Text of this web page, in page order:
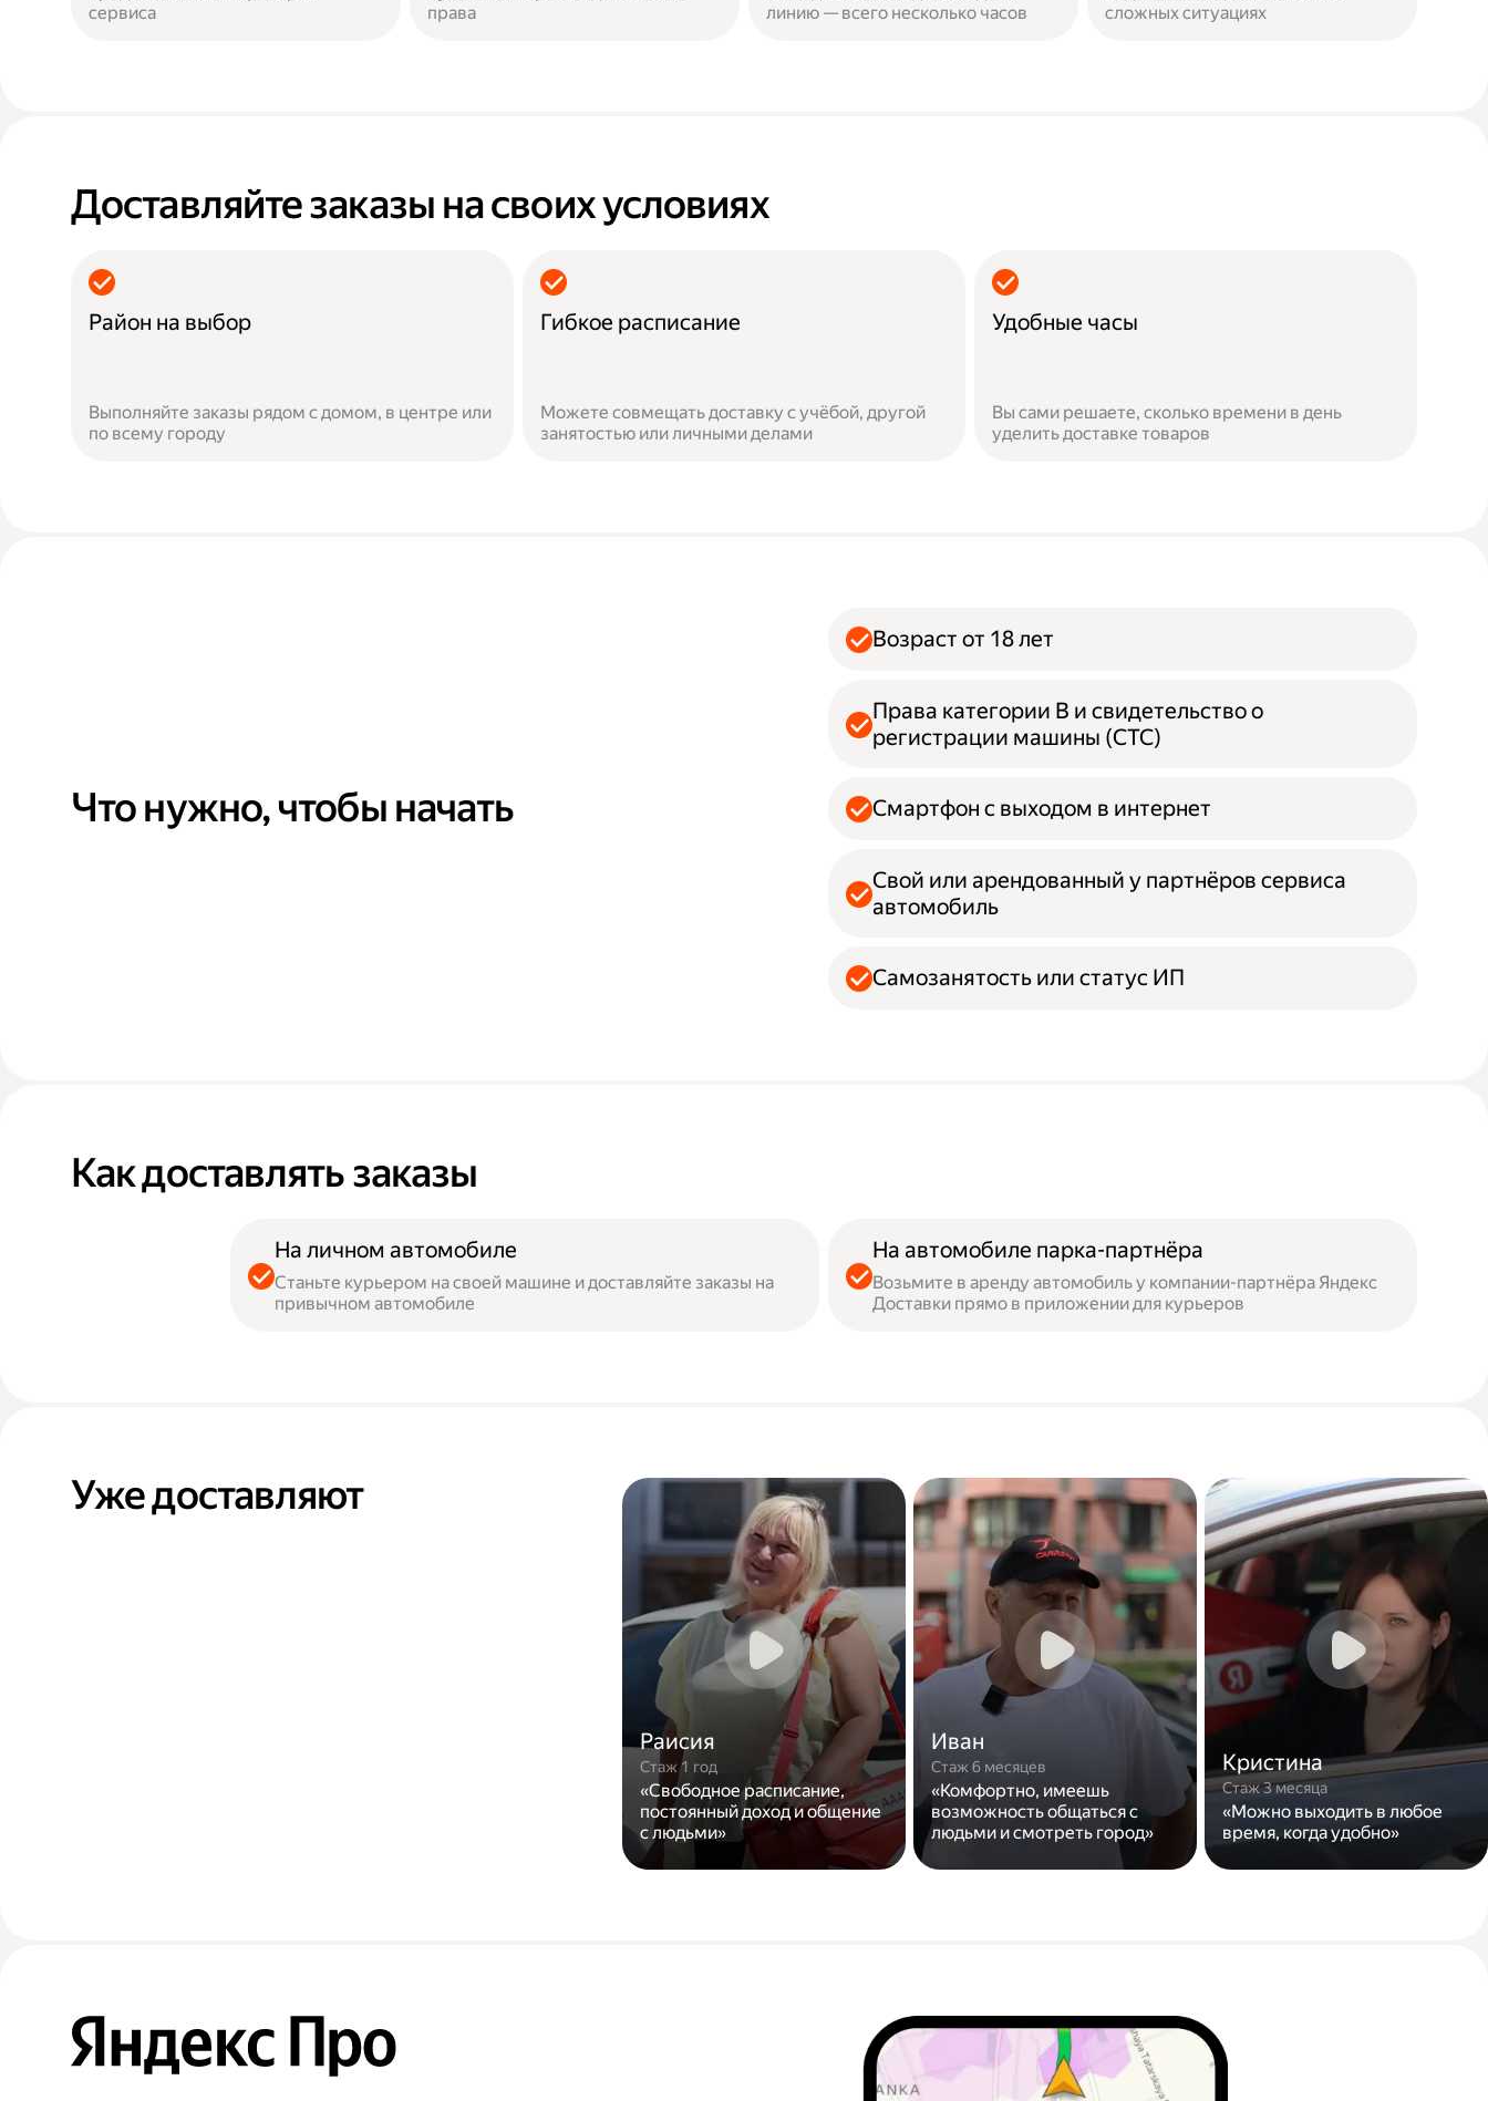
сервиса
права
линию — всего несколько часов
сложных ситуациях
Доставляйте заказы на своих условиях
Район на выбор
Выполняйте заказы рядом с домом, в центре или
по всему городу
Гибкое расписание
Можете совмещать доставку с учёбой, другой
занятостью или личными делами
Удобные часы
Вы сами решаете, сколько времени в день
уделить доставке товаров
Что нужно, чтобы начать
Возраст от 18 лет
Права категории B и свидетельство о
регистрации машины (СТС)
Смартфон с выходом в интернет
Свой или арендованный у партнёров сервиса
автомобиль
Самозанятость или статус ИП
Как доставлять заказы
На личном автомобиле
Станьте курьером на своей машине и доставляйте заказы на
привычном автомобиле
На автомобиле парка-партнёра
Возьмите в аренду автомобиль у компании-партнёра Яндекс
Доставки прямо в приложении для курьеров
Уже доставляют
Раисия
Стаж 1 год
«Свободное расписание,
постоянный доход и общение
с людьми»
Иван
Стаж 6 месяцев
«Комфортно, имеешь
возможность общаться с
людьми и смотреть город»
Кристина
Стаж 3 месяца
«Можно выходить в любое
время, когда удобно»